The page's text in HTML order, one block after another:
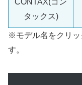
CONTAX(コン
タックス)
※モデル名をクリッ
す。